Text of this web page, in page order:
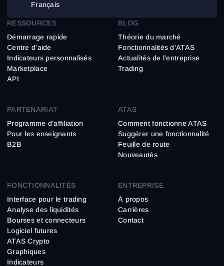
Français
FONCTIONNALITÉS
Interface pour le trading
Analyse des liquidités
Bourses et connecteurs
Logiciel futures
ATAS Crypto
Graphiques
Indicateurs
RESSOURCES
Démarrage rapide
Centre d’aide
Indicateurs personnalisés
Marketplace
API
BLOG
Théorie du marché
Fonctionnalités d’ATAS
Actualités de l’entreprise
Trading
PARTENARIAT
Programme d’affiliation
Pour les enseignants
B2B
ATAS
Comment fonctionne ATAS
Suggérer une fonctionnalité
Feuille de route
Nouveautés
ENTREPRISE
À propos
Carrières
Contact